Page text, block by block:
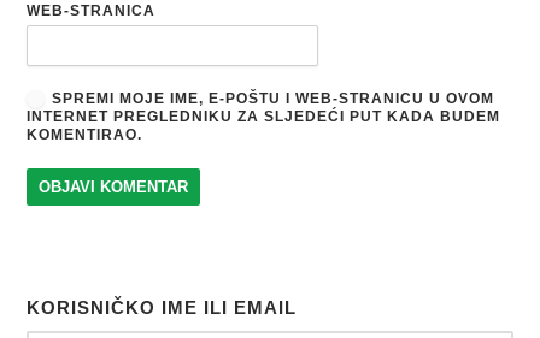
WEB-STRANICA
SPREMI MOJE IME, E-POŠTU I WEB-STRANICU U OVOM
INTERNET PREGLEDNIKU ZA SLJEDEĆI PUT KADA BUDEM
KOMENTIRAO.
KORISNIČKO IME ILI EMAIL